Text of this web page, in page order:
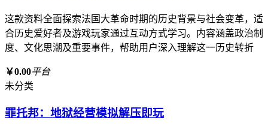
这款资料全面探索法国大革命时期的历史背景与社会变革，适
合历史爱好者及游戏玩家通过互动方式学习。内容涵盖政治制
度、文化思潮及重要事件，帮助用户深入理解这一历史转折
￥0.00平台
未分类
罪托邦：地狱经营模拟解压即玩